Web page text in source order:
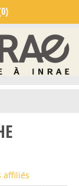
affiliés